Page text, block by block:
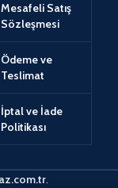
Mesafeli Satış
Sözleşmesi
Ödeme ve
Teslimat
İptal ve İade
Politikası
.